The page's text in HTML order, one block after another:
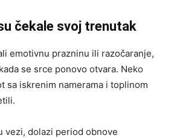
čekale svoj trenutak
emotivnu prazninu ili razočaranje,
se srce ponovo otvara. Neko
sa iskrenim namerama i toplinom
vezi, dolazi period obnove